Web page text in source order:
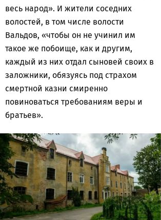
весь народ». И жители соседних
волостей, в том числе волости
Вальдов, «чтобы он не учинил им
такое же побоище, как и другим,
каждый из них отдал сыновей своих в
заложники, обязуясь под страхом
смертной казни смиренно
повиноваться требованиям веры и
братьев».